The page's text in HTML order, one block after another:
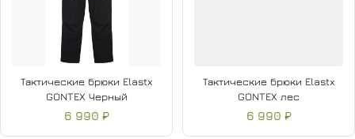
Тактические брюки Elastx
GONTEX Черный
6 990 ₽
Тактические брюки Elastx
GONTEX лес
6 990 ₽